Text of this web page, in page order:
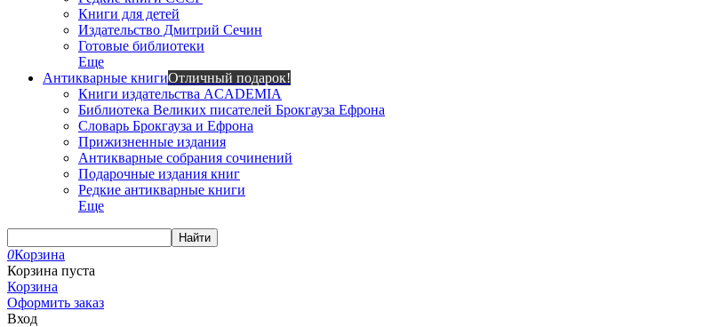
Книги для детей
Издательство Дмитрий Сечин
Готовые библиотеки
Еще
Антикварные книгиОтличный подарок!
Книги издательства ACADEMIA
Библиотека Великих писателей Брокгауза Ефрона
Словарь Брокгауза и Ефрона
Прижизненные издания
Антикварные собрания сочинений
Подарочные издания книг
Редкие антикварные книги
Еще
Найти
0Корзина
Корзина пуста
Корзина
Оформить заказ
Вход